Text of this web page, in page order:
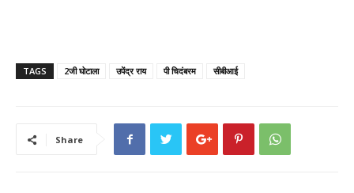
TAGS 2जी घोटाला उपेंद्र राय पी चिदंबरम सीबीआई
Share